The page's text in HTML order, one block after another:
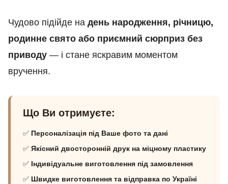
Чудово підійде на день народження, річницю,
родинне свято або приємний сюрприз без
приводу — і стане яскравим моментом
вручення.
Що Ви отримуєте:
✅ Персоналізація під Ваше фото та дані
✅ Якісний двосторонній друк на міцному пластику
✅ Індивідуальне виготовлення під замовлення
✅ Швидке виготовлення та відправка по Україні